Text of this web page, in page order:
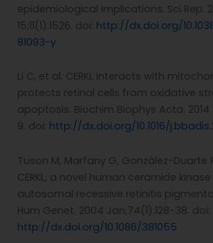
epidemiological implications. Sci Rep.
15;11(1):1526. doi: http://dx.doi.org/
81093-y
Li C, et al. CERKL interacts with
protects retinal cells from oxidative
apoptosis. Biochim Biophys Acta. 2014
9. doi: http://dx.doi.org/10.1016/
Tuson M, Marfany G, Gonzàlez-Duarte
CERKL, a novel human ceramide
autosomal recessive retinitis
Hum Genet. 2004 Jan;74(1):128-38. doi:
http://dx.doi.org/10.1086/381055